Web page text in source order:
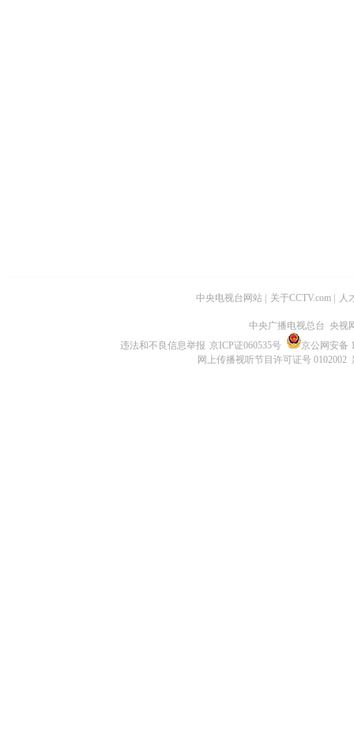
中央电视台网站 关于CCTV.com 人
中央广播电视总台 央视
违法和不良信息举报 京ICP证060535号
京公网安备
网上传播视听节目许可证号 0102002